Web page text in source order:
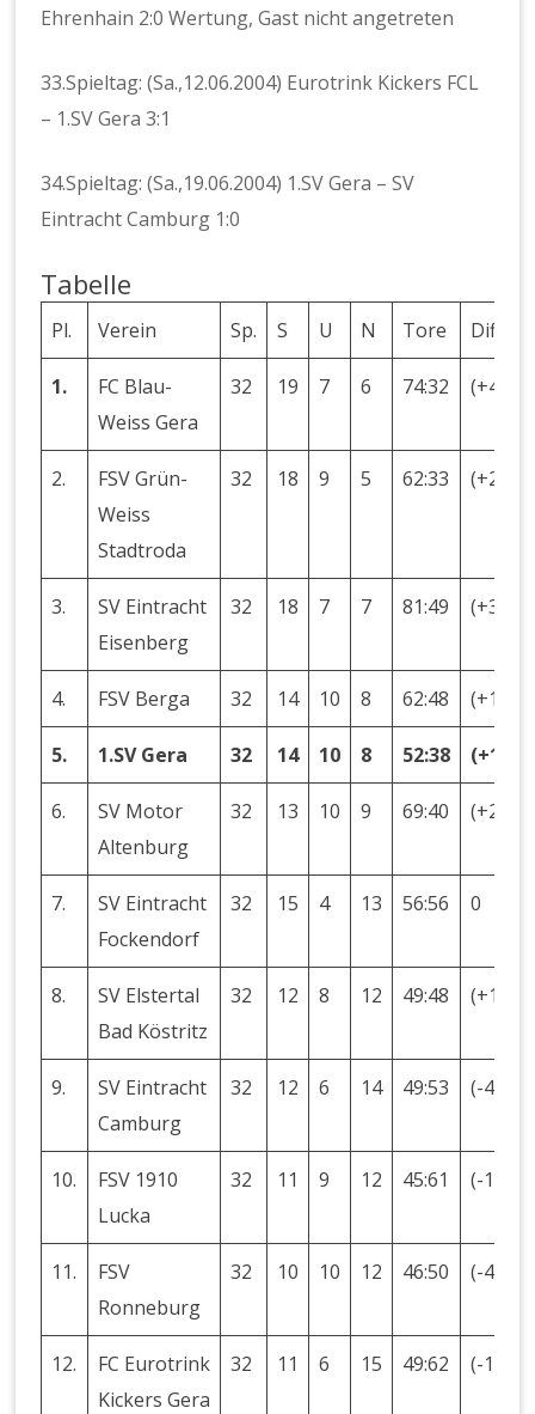
Ehrenhain 2:0 Wertung, Gast nicht angetreten
33.Spieltag: (Sa.,12.06.2004) Eurotrink Kickers FCL
– 1.SV Gera 3:1
34.Spieltag: (Sa.,19.06.2004) 1.SV Gera – SV
Eintracht Camburg 1:0
Tabelle
Pl. Verein Sp. S U N Tore Diff.
1.
FC Blau-
Weiss Gera
32 19 7 6 74:32 (+42)
2.
FSV Grün-
Weiss
Stadtroda
32 18 9 5 62:33 (+29)
3.
SV Eintracht
Eisenberg
32 18 7 7 81:49 (+32)
4. FSV Berga 32 14 10 8 62:48 (+14)
5. 1.SV Gera 32 14 10 8 52:38 (+14)
6.
SV Motor
Altenburg
32 13 10 9 69:40 (+29)
7.
SV Eintracht
Fockendorf
32 15 4 13 56:56 0
8.
SV Elstertal
Bad Köstritz
32 12 8 12 49:48 (+1)
9.
SV Eintracht
Camburg
32 12 6 14 49:53 (-4)
10.
FSV 1910
Lucka
32 11 9 12 45:61 (-16)
11.
FSV
Ronneburg
32 10 10 12 46:50 (-4)
12.
FC Eurotrink
Kickers Gera
32 11 6 15 49:62 (-13)